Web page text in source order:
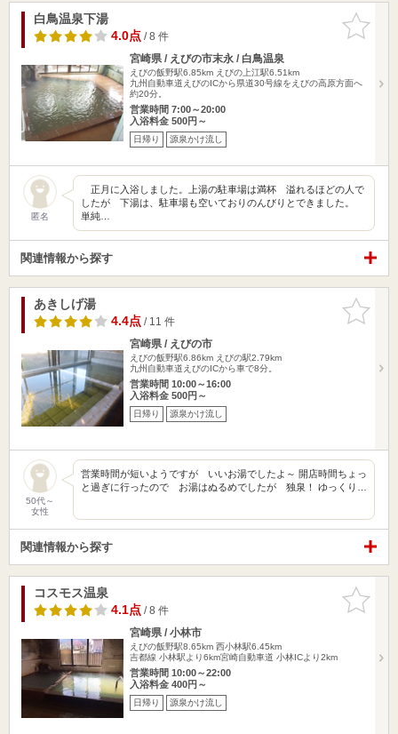
お気に入
りに追加
白鳥温泉下湯
4.0点/ 8 件
宮崎県 / えびの市末永 / 白鳥温泉
えびの飯野駅6.85km えびの上江駅6.51km
九州自動車道えびのICから県道30号線をえびの高原方面へ
約20分。
営業時間 7:00～20:00
入浴料金 500円～
日帰り 源泉かけ流し
匿名
正月に入浴しました。上湯の駐車場は満杯 溢れるほどの人で
したが 下湯は、駐車場も空いておりのんびりとできました。
単純…
関連情報から探す
お気に入
りに追加
あきしげ湯
4.4点/ 11 件
宮崎県 / えびの市
えびの飯野駅6.86km えびの駅2.79km
九州自動車道えびのICから車で8分。
営業時間 10:00～16:00
入浴料金 500円～
日帰り 源泉かけ流し
50代～
女性
営業時間が短いようですが いいお湯でしたよ～ 開店時間ちょっ
と過ぎに行ったので お湯はぬるめでしたが 独泉！ ゆっくり…
関連情報から探す
お気に入
りに追加
コスモス温泉
4.1点/ 8 件
宮崎県 / 小林市
えびの飯野駅8.65km 西小林駅6.45km
吉都線 小林駅より6km宮崎自動車道 小林ICより2km
営業時間 10:00～22:00
入浴料金 400円～
日帰り 源泉かけ流し